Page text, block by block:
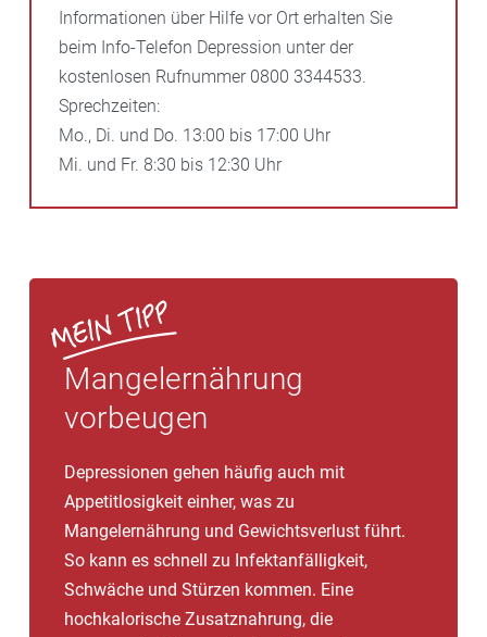
Informationen über Hilfe vor Ort erhalten Sie
beim Info-Telefon Depression unter der
kostenlosen Rufnummer 0800 3344533.
Sprechzeiten:
Mo., Di. und Do. 13:00 bis 17:00 Uhr
Mi. und Fr. 8:30 bis 12:30 Uhr
Mangelernährung
vorbeugen
Depressionen gehen häufig auch mit
Appetitlosigkeit einher, was zu
Mangelernährung und Gewichtsverlust führt.
So kann es schnell zu Infektanfälligkeit,
Schwäche und Stürzen kommen. Eine
hochkalorische Zusatznahrung, die